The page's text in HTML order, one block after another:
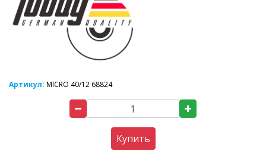
Артикул: MICRO 40/12 68824
Купить